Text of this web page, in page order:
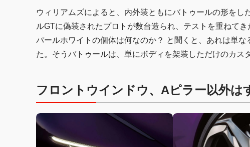
ウィリアムズによると、内外装ともにバトゥールの形を
ルGTに偽装されたプロトが数台造られ、テストを重ねて
パールホワイトの個体は何なのか？ と聞くと、あれは単
た。そうバトゥールは、単にボディを架装しただけのカス
フロントウインドウ、Aピラー以外は